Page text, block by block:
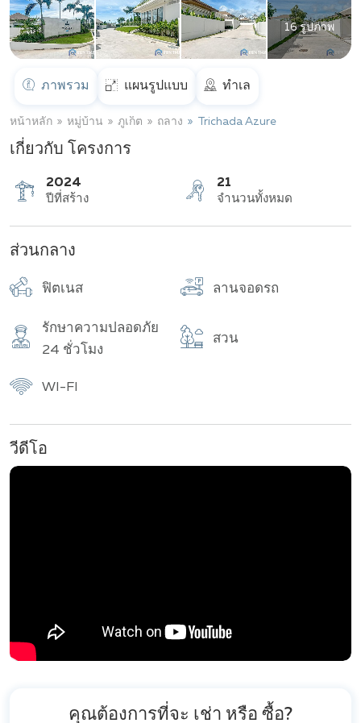
16 รูปภาพ
ภาพรวม แผนรูปแบบ ทำเล
หน้าหลัก หมู่บ้าน ภูเก็ต ถลาง Trichada Azure
เกี่ยวกับ โครงการ
2024
ส่วนกลาง
ฟิตเนส ลานจอดรถ
รักษาความปลอดภัย
24 ชั่วโมง
สวน
WI-FI
วีดีโอ
คุณต้องการที่จะ เช่า หรือ ซื้อ?